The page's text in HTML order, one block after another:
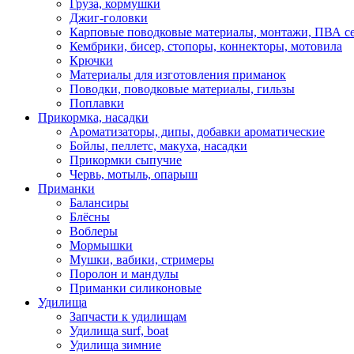
Груза, кормушки
Джиг-головки
Карповые поводковые материалы, монтажи, ПВА
Кембрики, бисер, стопоры, коннекторы, мотовила
Крючки
Материалы для изготовления приманок
Поводки, поводковые материалы, гильзы
Поплавки
Прикормка, насадки
Ароматизаторы, дипы, добавки ароматические
Бойлы, пеллетс, макуха, насадки
Прикормки сыпучие
Червь, мотыль, опарыш
Приманки
Балансиры
Блёсны
Воблеры
Мормышки
Мушки, вабики, стримеры
Поролон и мандулы
Приманки силиконовые
Удилища
Запчасти к удилищам
Удилища surf, boat
Удилища зимние